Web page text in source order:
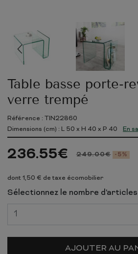
Table basse porte-
verre trempé
Référence : TIN22860
Dimensions (cm) : L 50 x H 40 x P 40 En
249.00€ -5%
236.55€
dont 1,50 € de taxe écomobilier
Sélectionnez le nombre d'articles
AJOUTER AU